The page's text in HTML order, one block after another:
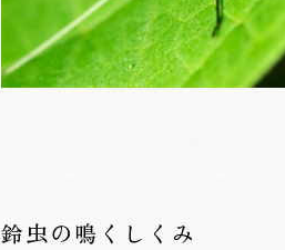
鈴虫の鳴くしくみ